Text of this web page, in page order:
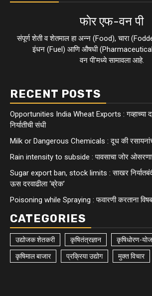
फाेर एफ-वन पी
संपूर्ण शेती व शेतमाल हा अन्न (Food), चारा
इंधन (Fuel) आणि औषधी
वन पी'मध्ये सामावला आहे.
RECENT POSTS
Opportunities India Wheat Exports : गव्हाच्या
निर्यातीची संधी
Milk or Dangerous Chemicals : दूध की
Rain intensity to subside : पावसाचा जोर
Sugar export ban, stock limits : साखर
ऊस दरवाढीला ‘ब्रेक’
Poisoning while Spraying : फवारणी करताना
CATEGORIES
उद्योजक शेतकरी कृषितंत्रज्ञान कृषिधोरण-
कृषिमाल बाजार प्रक्रिया उद्योग मुक्त विचार